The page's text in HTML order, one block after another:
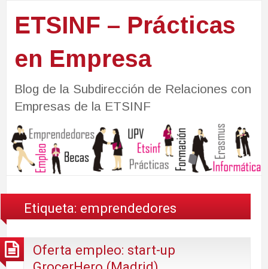
ETSINF – Prácticas
en Empresa
Blog de la Subdirección de Relaciones con
Empresas de la ETSINF
Etiqueta: emprendedores
Oferta empleo: start-up